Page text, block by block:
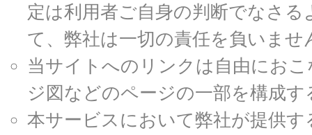
定は利用者ご自身の判断でなさ
て、弊社は一切の責任を負いませ
当サイトへのリンクは自由にお
ジ図などのページの一部を構成
本サービスにおいて弊社が提供